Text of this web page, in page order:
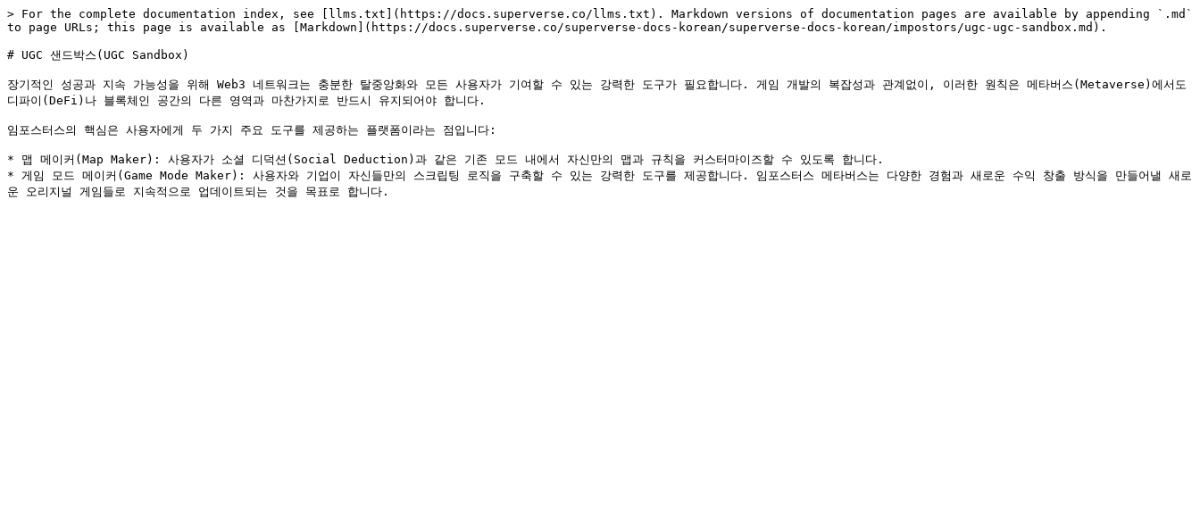
> For the complete documentation index, see [llms.txt](https://docs.superverse.co/llms.txt). Markdown versions of documentation pages are available by appending `.md`
to page URLs; this page is available as [Markdown](https://docs.superverse.co/superverse-docs-korean/superverse-docs-korean/impostors/ugc-ugc-sandbox.md).
# UGC 샌드박스(UGC Sandbox)
장기적인 성공과 지속 가능성을 위해 Web3 네트워크는 충분한 탈중앙화와 모든 사용자가 기여할 수 있는 강력한 도구가 필요합니다. 게임 개발의 복잡성과 관계없이, 이러한 원칙은 메타버스(Metaverse)에서도
디파이(DeFi)나 블록체인 공간의 다른 영역과 마찬가지로 반드시 유지되어야 합니다.
임포스터스의 핵심은 사용자에게 두 가지 주요 도구를 제공하는 플랫폼이라는 점입니다:
* 맵 메이커(Map Maker): 사용자가 소셜 디덕션(Social Deduction)과 같은 기존 모드 내에서 자신만의 맵과 규칙을 커스터마이즈할 수 있도록 합니다.
* 게임 모드 메이커(Game Mode Maker): 사용자와 기업이 자신들만의 스크립팅 로직을 구축할 수 있는 강력한 도구를 제공합니다. 임포스터스 메타버스는 다양한 경험과 새로운 수익 창출 방식을 만들어낼 새로